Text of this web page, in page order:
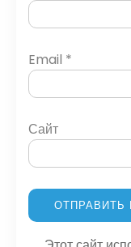
Email *
Сайт